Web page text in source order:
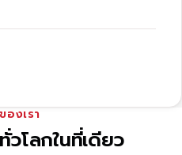
องเรา
โลกในที่เดียว